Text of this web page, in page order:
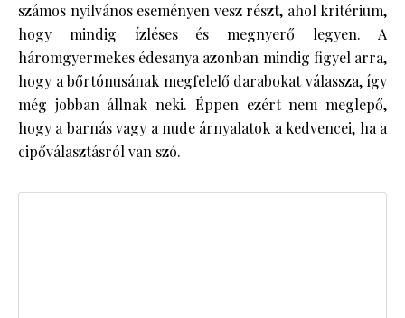
számos nyilvános eseményen vesz részt, ahol kritérium,
hogy mindig ízléses és megnyerő legyen. A
háromgyermekes édesanya azonban mindig figyel arra,
hogy a bőrtónusának megfelelő darabokat válassza, így
még jobban állnak neki. Éppen ezért nem meglepő,
hogy a barnás vagy a nude árnyalatok a kedvencei, ha a
cipőválasztásról van szó.